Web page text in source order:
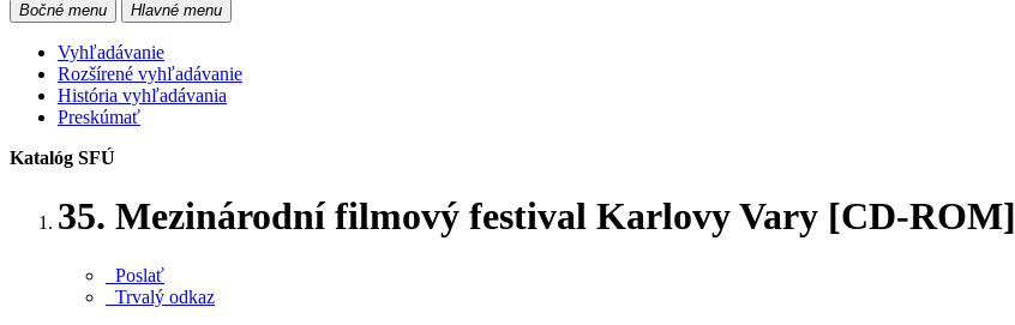
Bočné menu Hlavné menu
Vyhľadávanie
Rozšírené vyhľadávanie
História vyhľadávania
Preskúmať
Katalóg SFÚ
35. Mezinárodní filmový festival Karlovy Vary [CD-ROM]
Poslať
Trvalý odkaz